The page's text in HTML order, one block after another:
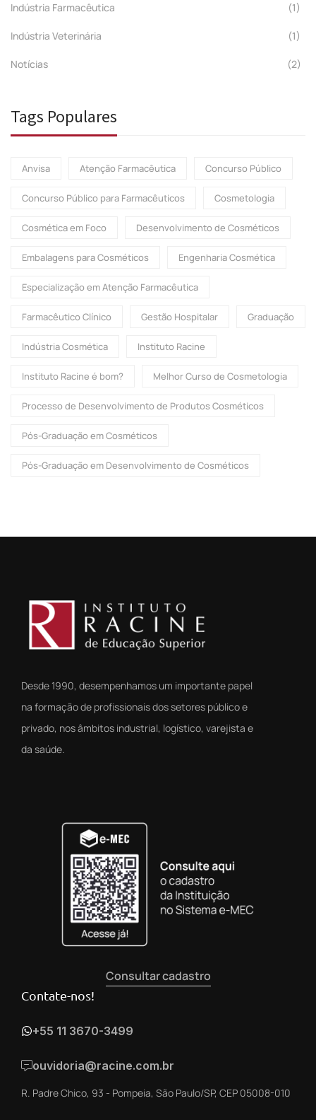
Indústria Farmacêutica (1)
Indústria Veterinária (1)
Notícias (2)
Tags Populares
Anvisa Atenção Farmacêutica Concurso Público
Concurso Público para Farmacêuticos Cosmetologia
Cosmética em Foco Desenvolvimento de Cosméticos
Embalagens para Cosméticos Engenharia Cosmética
Especialização em Atenção Farmacêutica
Farmacêutico Clínico Gestão Hospitalar Graduação
Indústria Cosmética Instituto Racine
Instituto Racine é bom? Melhor Curso de Cosmetologia
Processo de Desenvolvimento de Produtos Cosméticos
Pós-Graduação em Cosméticos
Pós-Graduação em Desenvolvimento de Cosméticos
Desde 1990, desempenhamos um importante papel
na formação de profissionais dos setores público e
privado, nos âmbitos industrial, logístico, varejista e
da saúde.
Consultar cadastro
Contate-nos!
+55 11 3670-3499
ouvidoria@racine.com.br
R. Padre Chico, 93 - Pompeia, São Paulo/SP, CEP 05008-010